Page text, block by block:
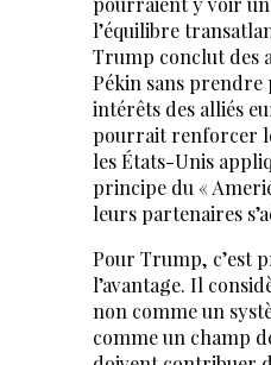
l’équilibre
Trump conclut des
Pékin sans prendre
intérêts des alliés
pourrait renforcer
les États-Unis
principe du «
leurs partenaires
Pour Trump, c’est
l’avantage. Il
non comme un
comme un champ